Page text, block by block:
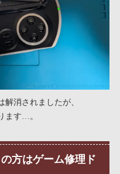
消されましたが、
ます…。
方はゲーム修理ド